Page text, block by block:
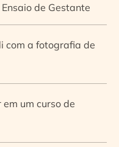
de Gestante
com a fotografia de
um curso de